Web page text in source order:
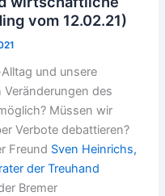
vom 12.02.21)
und unsere
des
Müssen wir
Verbote debattieren?
Freund Sven Heinrichs,
der Treuhand
Bremer